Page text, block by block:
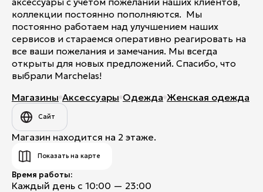
коллекции постоянно пополняются. Мы
постоянно работаем над улучшением наших
сервисов и стараемся оперативно реагировать на
все ваши пожелания и замечания. Мы всегда
открыты для новых предложений. Спасибо, что
выбрали Marchelas!
Магазины Аксессуары Одежда Женская одежда
Сайт
Магазин находится на 2 этаже.
Показать на карте
Время работы:
Каждый день с 10:00 — 23:00